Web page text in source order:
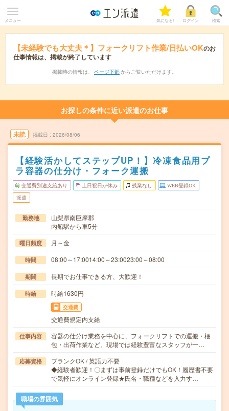
メニュー 気になる! ログイン 検索
【未経験でも大丈夫＊】フォークリフト作業/日払いOKのお
仕事情報は、掲載が終了しています
掲載時の情報は、 ページ下部 からご覧いただけます。
お探しの条件に近い派遣のお仕事
未読 掲載日 2026/08/06
【経験活かしてステップUP！】冷凍食品用プ
ラ容器の仕分け・フォーク運搬
交通費別途支給あり 土日祝日が休み 残業なし WEB登録OK
派遣
勤務地
山梨県南巨摩郡
内船駅から車5分
曜日頻度 月～金
時間 08:00～17:0014:00～23:0023:00～08:00
期間 長期でお仕事できる方、大歓迎！
時給 時給1630円
交通費
交通費規定内支給
仕事内容
容器の仕分け業務を中心に、フォークリフトでの運搬・梱
包・出荷作業など。現場では経験豊富なスタッフが一…
応募資格
ブランクOK / 英語力不要
◆経験者歓迎！〇まずは事前登録だけでもOK！履歴書不要
で気軽にオンライン登録★氏名・職種などを入力す…
職場の雰囲気